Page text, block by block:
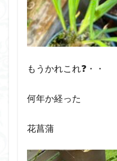
もうかれこれ❓・・
何年か経った
花菖蒲